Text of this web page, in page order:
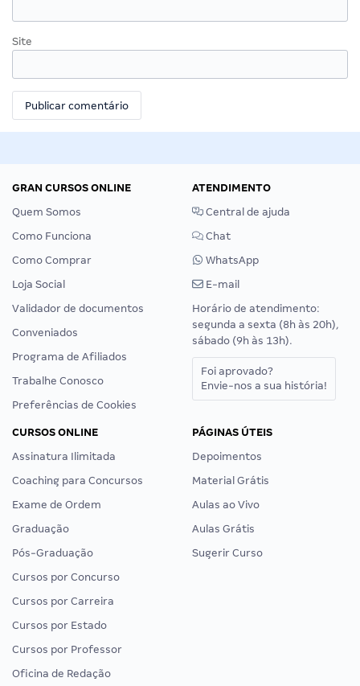
Site
GRAN CURSOS ONLINE
Quem Somos
Como Funciona
Como Comprar
Loja Social
Validador de documentos
Conveniados
Programa de Afiliados
Trabalhe Conosco
Preferências de Cookies
ATENDIMENTO
Central de ajuda
Chat
WhatsApp
E-mail
Horário de atendimento:
segunda a sexta (8h às 20h),
sábado (9h às 13h).
Foi aprovado?
Envie-nos a sua história!
CURSOS ONLINE
Assinatura Ilimitada
Coaching para Concursos
Exame de Ordem
Graduação
Pós-Graduação
Cursos por Concurso
Cursos por Carreira
Cursos por Estado
Cursos por Professor
Oficina de Redação
PÁGINAS ÚTEIS
Depoimentos
Material Grátis
Aulas ao Vivo
Aulas Grátis
Sugerir Curso